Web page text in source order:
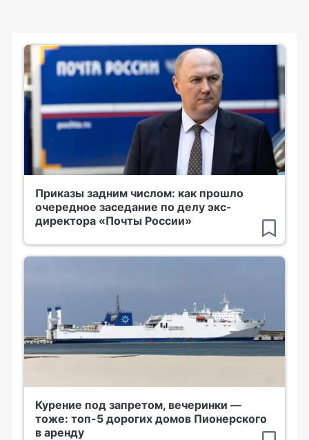
Приказы задним числом: как прошло
очередное заседание по делу экс-
директора «Почты России»
Курение под запретом, вечеринки —
тоже: топ-5 дорогих домов Пионерского
в аренду